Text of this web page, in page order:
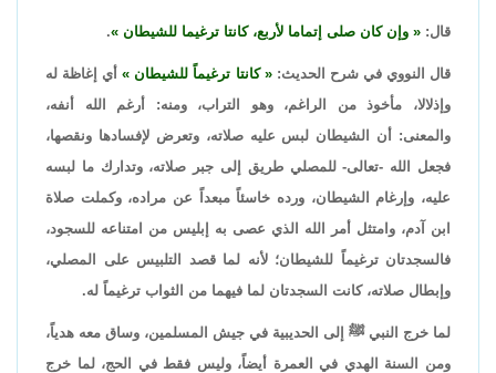
قال: وإن كان صلى إتماما لأربع، كانتا ترغيما للشيطان .
قال النووي في شرح الحديث: كانتا ترغيماً للشيطان
أي إغاظة له
وإذلالا، مأخوذ من الراغم، وهو التراب، ومنه: أرغم الله أنفه،
والمعنى: أن الشيطان لبس عليه صلاته، وتعرض لإفسادها ونقصها،
فجعل الله -تعالى- للمصلي طريق إلى جبر صلاته، وتدارك ما لبسه
عليه، وإرغام الشيطان، ورده خاسئاً مبعداً عن مراده، وكملت صلاة
ابن آدم، وامتثل أمر الله الذي عصى به إبليس من امتناعه للسجود،
فالسجدتان ترغيماً للشيطان؛ لأنه لما قصد التلبيس على المصلي،
وإبطال صلاته، كانت السجدتان لما فيهما من الثواب ترغيماً له.
لما خرج النبي ﷺ إلى الحديبية في جيش المسلمين، وساق معه هدياً،
ومن السنة الهدي في العمرة أيضاً، وليس فقط في الحج، لما خرج